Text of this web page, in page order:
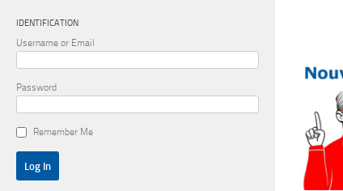
IDENTIFICATION
Username or Email
Password
Remember Me